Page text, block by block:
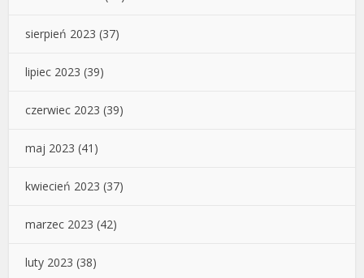
sierpień 2023 (37)
lipiec 2023 (39)
czerwiec 2023 (39)
maj 2023 (41)
kwiecień 2023 (37)
marzec 2023 (42)
luty 2023 (38)